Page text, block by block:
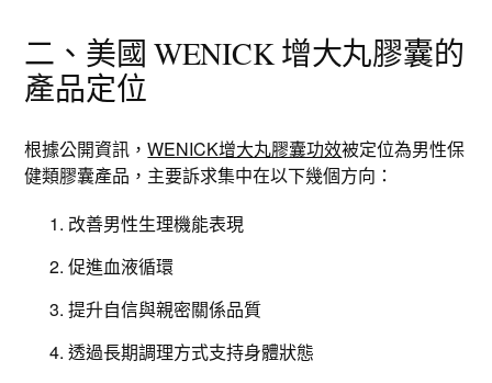
二、美國 WENICK 增大丸膠囊的
產品定位
根據公開資訊，WENICK增大丸膠囊功效被定位為男性保
健類膠囊產品，主要訴求集中在以下幾個方向：
改善男性生理機能表現
促進血液循環
提升自信與親密關係品質
透過長期調理方式支持身體狀態